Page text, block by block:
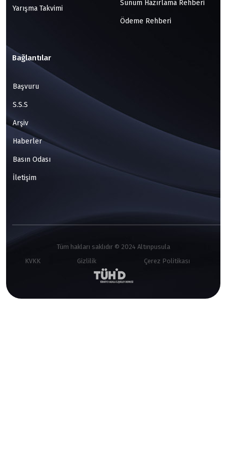
Yarışma Takvimi
Sunum Hazırlama Rehberi
Ödeme Rehberi
Bağlantılar
Başvuru
S.S.S
Arşiv
Haberler
Basın Odası
İletişim
Tüm hakları saklıdır © 2024 Altınpusula
KVKK
Gizlilik Çerez Politikası